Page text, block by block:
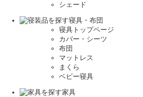
シェード
寝具・布団
寝具トップページ
カバー・シーツ
布団
マットレス
まくら
ベビー寝具
家具